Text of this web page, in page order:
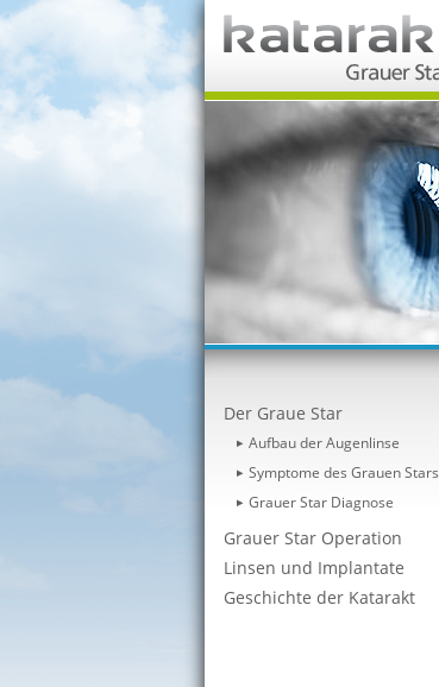
Der Graue Star
Aufbau der Augenlinse
Symptome des Grauen Stars
Grauer Star Diagnose
Grauer Star Operation
Linsen und Implantate
Geschichte der Katarakt